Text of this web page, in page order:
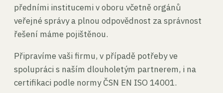
předními institucemi v oboru včetně orgánů
veřejné správy a plnou odpovědnost za správnost
řešení máme pojištěnou.
Připravíme vaši firmu, v případě potřeby ve
spolupráci s naším dlouholetým partnerem, i na
certifikaci podle normy ČSN EN ISO 14001.